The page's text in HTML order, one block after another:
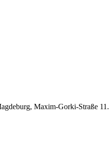
Maxim-Gorki-Straße 11.